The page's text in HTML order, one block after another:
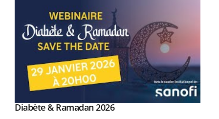
Youtube
Diabète & Ramadan 2026Youtube